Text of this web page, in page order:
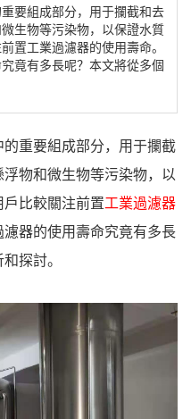
要組成部分，用于攔截和去
生物等污染物，以保證水質
置工業過濾器的使用壽命。
竟有多長呢？本文將從多個
重要組成部分，用于攔截
物和微生物等污染物，以
比較關注前置工業過濾器
器的使用壽命究竟有多長
探討。